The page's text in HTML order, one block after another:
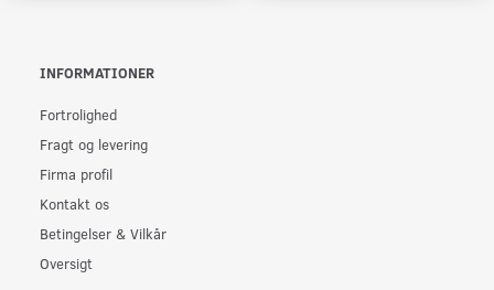
INFORMATIONER
Fortrolighed
Fragt og levering
Firma profil
Kontakt os
Betingelser & Vilkår
Oversigt